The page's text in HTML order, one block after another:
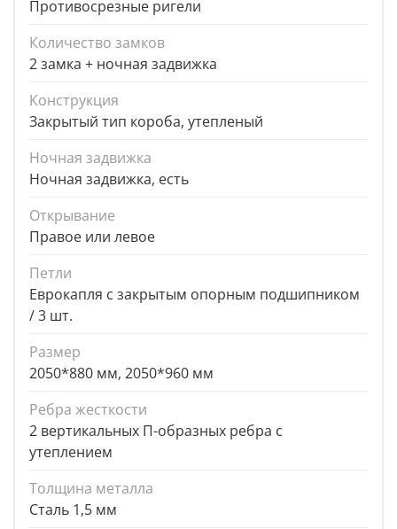
Противосрезные ригели
Количество замков
2 замка + ночная задвижка
Конструкция
Закрытый тип короба, утепленый
Ночная задвижка
Ночная задвижка, есть
Открывание
Правое или левое
Петли
Еврокапля с закрытым опорным подшипником
/ 3 шт.
Размер
2050*880 мм, 2050*960 мм
Ребра жесткости
2 вертикальных П-образных ребра с
утеплением
Толщина металла
Сталь 1,5 мм